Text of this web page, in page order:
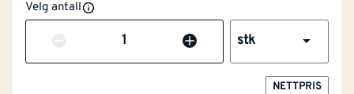
Velg antall
Antall stk
NETTPRIS
3